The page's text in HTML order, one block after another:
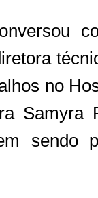
no
Samyra
sendo